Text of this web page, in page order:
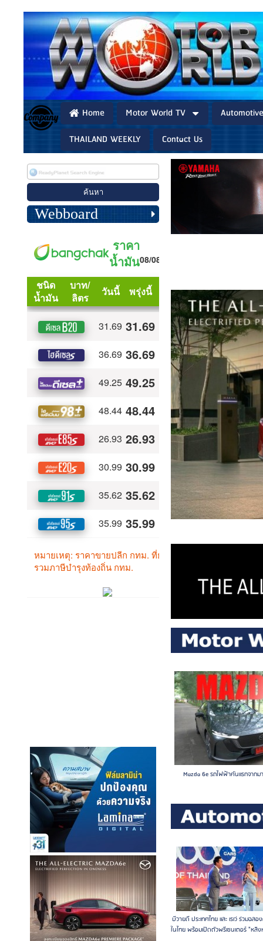
Home Motor World TV
THAILAND WEEKLY
Contact Us
Webboard
Mazda 6e รถไฟฟ้าคันแรกจากม
บีวายดี ประเทศไทย และ เรเว่ ร่วมฉลอ
ในไทย พร้อมเปิดตัวพรีเซนเตอร์ "หลิ